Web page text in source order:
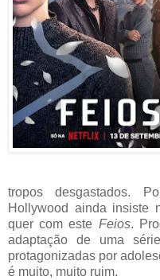
tropos desgastados.
Hollywood ainda insiste
quer com este Feios.
adaptação de uma
protagonizadas por
é muito, muito ruim.